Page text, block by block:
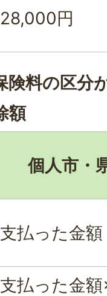
28,000円
険料の区分
額
個人市・
支払った金額
支払った金